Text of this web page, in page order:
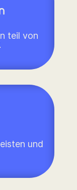
teil von
und